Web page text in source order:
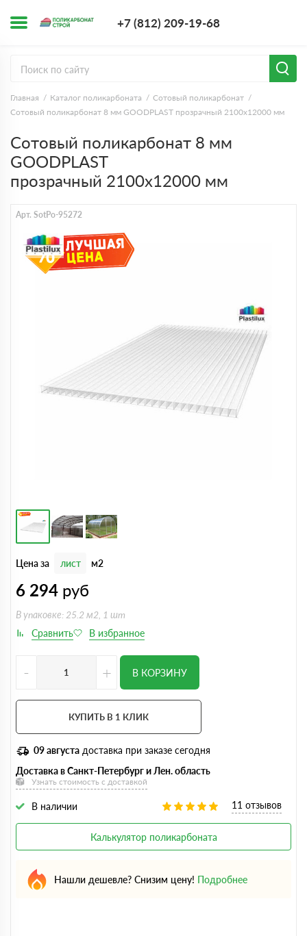
+7 (812) 209-19-68
Главная Каталог поликарбоната
Сотовый поликарбонат
Сотовый поликарбонат 8 мм GOODPLAST прозрачный 2100х12000 мм
Сотовый поликарбонат 8 мм
GOODPLAST
прозрачный 2100х12000 мм
Арт. SotPo-95272
Цена за лист м2
6 294 руб
В упаковке: 25.2 м2, 1 шт
- + В КОРЗИНУ
КУПИТЬ В 1 КЛИК
09 августа доставка при заказе сегодня
Доставка в Санкт-Петербург и Лен. область
Узнать стоимость с доставкой
В наличии 11 отзывов
Калькулятор поликарбоната
Нашли дешевле? Снизим цену! Подробнее